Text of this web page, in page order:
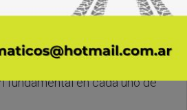
domingo para tod@s, qué la
fundamental en cada uno de